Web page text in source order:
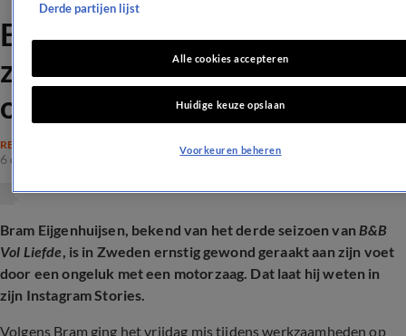
B&B Vol Liefde-Bram
zwaargewond na heftig
ongeluk
REALITY
6 dec 2025, 16:18
Bram Eijgenhuijsen, bekend van het derde seizoen van B&B
Vol Liefde, is in Zweden ernstig gewond geraakt aan zijn voet
door een ongeluk met een motorzaag. Dat laat hij weten in
zijn Instagram Stories.
Volgens Bram ging het vrijdag mis tijdens werkzaamheden op
Derde partijen lijst
Alle cookies accepteren
Huidige keuze opslaan
Voorkeuren beheren